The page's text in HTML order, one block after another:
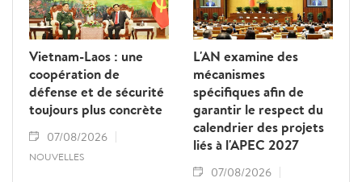
Vietnam-Laos : une
coopération de
défense et de sécurité
toujours plus concrète
07/08/2026
NOUVELLES
L'AN examine des
mécanismes
spécifiques afin de
garantir le respect du
calendrier des projets
liés à l'APEC 2027
07/08/2026